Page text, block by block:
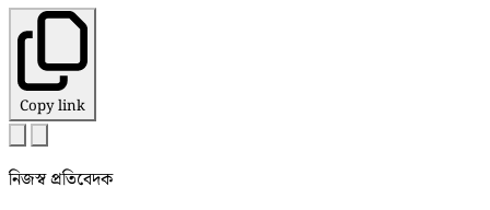
Copy link
নিজস্ব প্রতিবেদক